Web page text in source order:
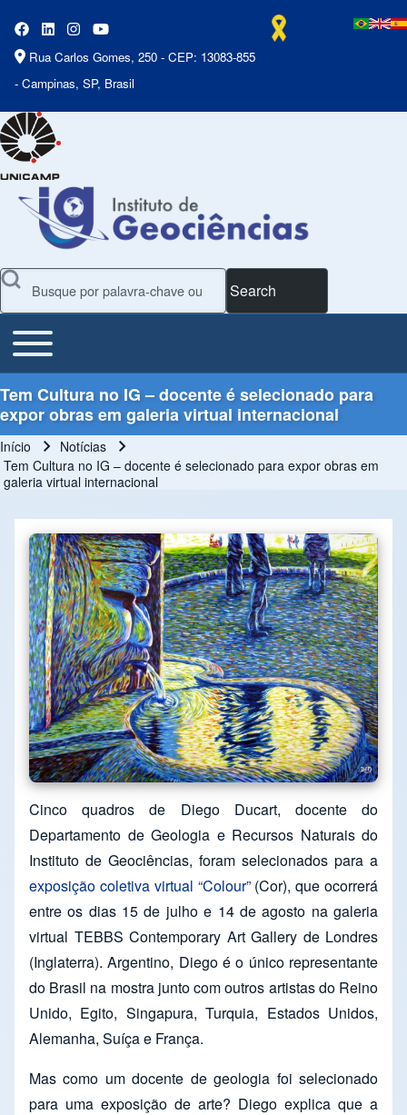
Rua Carlos Gomes, 250 - CEP: 13083-855
- Campinas, SP, Brasil
Search
Main Menu
Toggle main menu
Tem Cultura no IG – docente é selecionado para
expor obras em galeria virtual internacional
Trilha de navegação
Início
Notícias
Tem Cultura no IG – docente é selecionado para expor obras em
galeria virtual internacional
Cinco quadros de Diego Ducart, docente do
Departamento de Geologia e Recursos Naturais do
Instituto de Geociências, foram selecionados para a
exposição coletiva virtual “Colour”(Cor), que ocorrerá
entre os dias 15 de julho e 14 de agosto na galeria
virtual TEBBS Contemporary Art Gallery de Londres
(Inglaterra). Argentino, Diego é o único representante
do Brasil na mostra junto com outros artistas do Reino
Unido, Egito, Singapura, Turquia, Estados Unidos,
Alemanha, Suíça e França.
Mas como um docente de geologia foi selecionado
para uma exposição de arte? Diego explica que a